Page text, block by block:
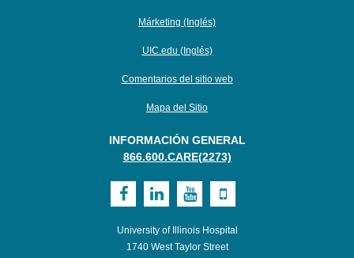
Márketing (Inglés)
UIC.edu (Inglés)
Comentarios del sitio web
Mapa del Sitio
INFORMACIÓN GENERAL
866.600.CARE(2273)
Visit
Health
Visit
Health
Visit
Health
Visit
Health
University of Illinois Hospital
1740 West Taylor Street